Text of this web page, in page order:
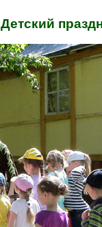
Детский